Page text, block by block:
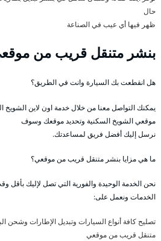
حال
ظهر فيها أي عيب في الصناعة
بنشر متنقل قريب من
هل انقطعت بك السيارة وانت في الطريق؟
يمكنك التواصل معنا من خلال خدمة اون لاين
موقعي الشويخ السكنية وتحديد موقعك وسوف
نرسل إليك أفضل فريق لمساعدتك.
ما هي مزايا بنشر متنقل قريب من موقعي؟
نحن الخدمة الوحيدة والفورية التي تصل لإليك
الخدمات ونعمل على:
تصليح كافة أنواع السيارات وتبديل الإطارات وشحن
متنقل قريب من موقعي